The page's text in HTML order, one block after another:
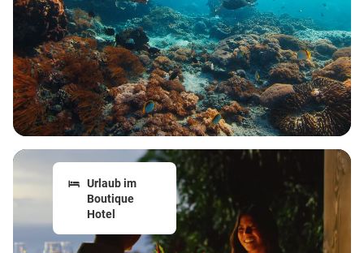
Urlaub im
Boutique
Hotel